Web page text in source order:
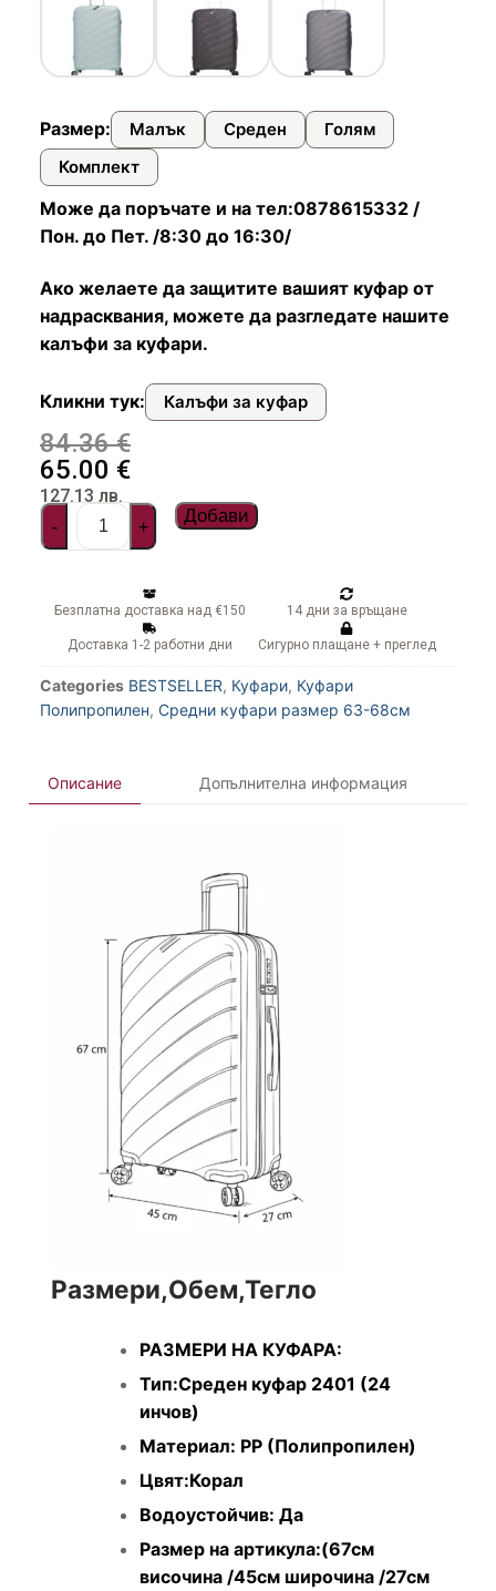
Размер: Малък Среден
Голям
Комплект
Може да поръчате и на тел:0878615332 /
Пон. до Пет. /8:30 до 16:30/
Ако желаете да защитите вашият куфар от
надрасквания, можете да разгледате нашите
калъфи за куфари.
Кликни тук: Калъфи за куфар
84.36€
65.00 €
127.13 лв.
- + Добави
Безплатна доставка над €150 14 дни за връщане
Доставка 1-2 работни дни Сигурно плащане + преглед
Categories BESTSELLER, Куфари, Куфари
Полипропилен, Средни куфари размер 63-68см
Описание Допълнителна информация
Размери,Обем,Тегло
РАЗМЕРИ НА КУФАРА:
Тип:Среден куфар 2401 (24
инчов)
Материал: PP (Полипропилен)
Цвят:Корал
Водоустойчив: Да
Размер на артикула:(67см
височина /45см широчина /27см